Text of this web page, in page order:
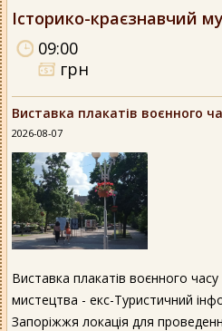
Історико-краєзнавчий
09:00
грн
Виставка плакатів воєнного
2026-08-07
Виставка плакатів воєнного
мистецтва - екс-Туристичний
Запоріжжя локація для